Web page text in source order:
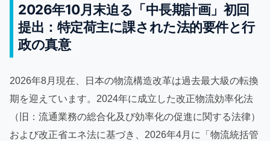
2026年10月末迫る「中長期計画」初回
提出：特定荷主に課された法的要件と行
政の真意
2026年8月現在、日本の物流構造改革は過去最大級の転換
期を迎えています。2024年に成立した改正物流効率化法
（旧：流通業務の総合化及び効率化の促進に関する法律）
および改正省エネ法に基づき、2026年4月に「物流統括管